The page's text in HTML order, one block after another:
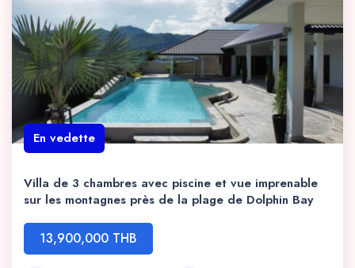
En vedette
Villa de 3 chambres avec piscine et vue imprenable
sur les montagnes près de la plage de Dolphin Bay
13,900,000 THB